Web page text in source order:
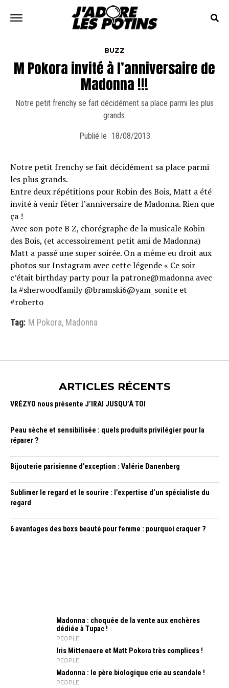
BUZZ
M Pokora invité à l’anniversaire de
Madonna !!!
Notre petit frenchy se fait décidément sa place parmi les plus
grands.
Publié le 18/08/2013
Notre petit frenchy se fait décidément sa place parmi
les plus grands.
Entre deux répétitions pour Robin des Bois, Matt a été
invité à venir fêter l’anniversaire de Madonna. Rien que
ça !
Avec son pote B Z, chorégraphe de la musicale Robin
des Bois, (et accessoirement petit ami de Madonna)
Matt a passé une super soirée. On a même eu droit aux
photos sur Instagram avec cette légende « Ce soir
c’était birthday party pour la patrone@madonna avec
la #sherwoodfamily @bramski6@yam_sonite et
#roberto
Tag: M Pokora, Madonna
ARTICLES RÉCENTS
VRÉZYO nous présente J’IRAI JUSQU’À TOI
Peau sèche et sensibilisée : quels produits privilégier pour la
réparer ?
Bijouterie parisienne d’exception : Valérie Danenberg
Sublimer le regard et le sourire : l’expertise d’un spécialiste du
regard
6 avantages des boxs beauté pour femme : pourquoi craquer ?
Madonna : choquée de la vente aux enchères
dédiée à Tupac !
PEOPLE
Iris Mitte­naere et Matt Pokora très complices !
PEOPLE
Madonna : le père biologique crie au scandale !
PEOPLE